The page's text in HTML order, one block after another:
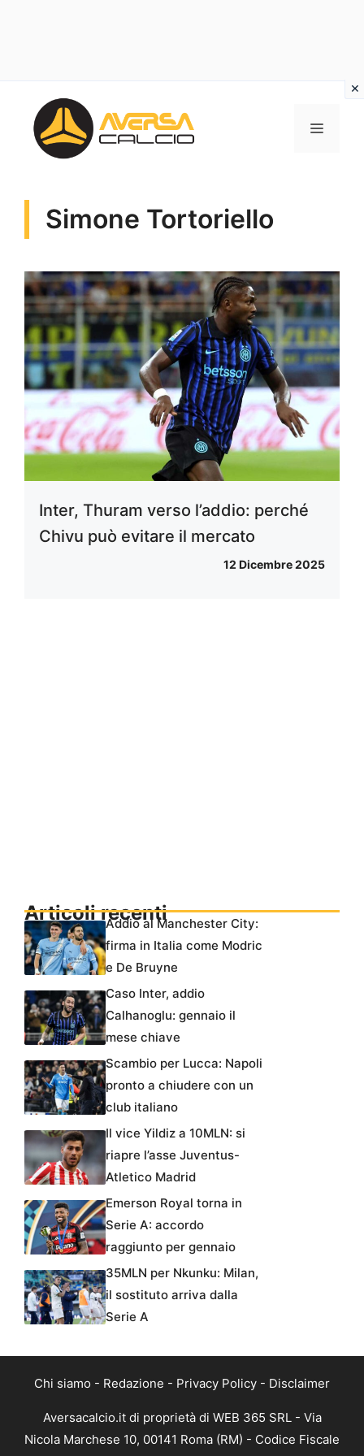
contenuto
MENU
Simone Tortoriello
Inter, Thuram verso l’addio: perché
Chivu può evitare il mercato
12 Dicembre 2025
Articoli recentiAddio al Manchester City:
firma in Italia come Modric
e De Bruyne
Caso Inter, addio
Calhanoglu: gennaio il
mese chiave
Scambio per Lucca: Napoli
pronto a chiudere con un
club italiano
Il vice Yildiz a 10MLN: si
riapre l’asse Juventus-
Atletico Madrid
Emerson Royal torna in
Serie A: accordo
raggiunto per gennaio
35MLN per Nkunku: Milan,
il sostituto arriva dalla
Serie A
Chi siamo - Redazione - Privacy Policy - Disclaimer
Aversacalcio.it di proprietà di WEB 365 SRL - Via
Nicola Marchese 10, 00141 Roma (RM) - Codice Fiscale